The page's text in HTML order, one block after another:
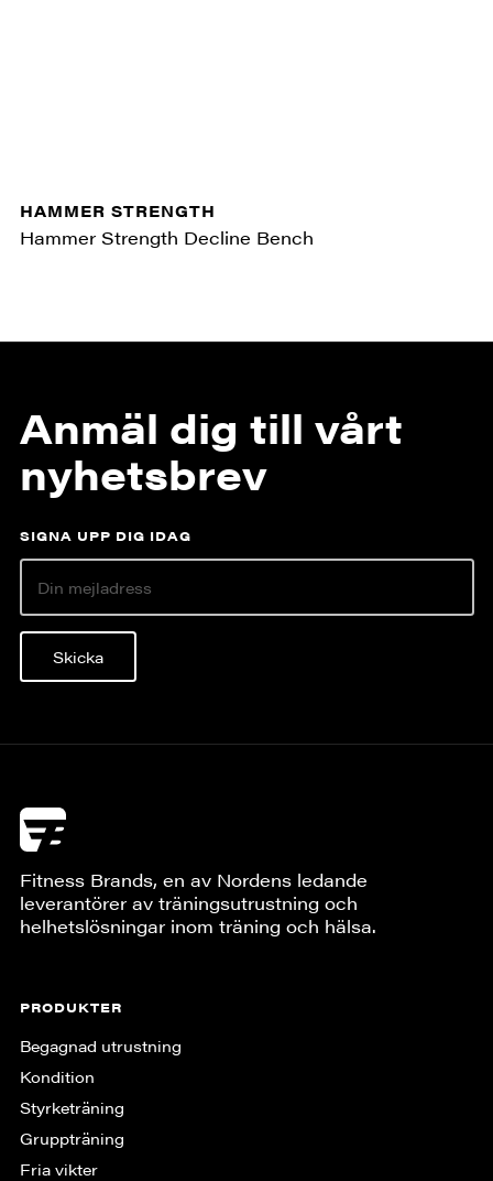
HAMMER STRENGTH
Hammer Strength Decline Bench
Anmäl dig till vårt
nyhetsbrev
SIGNA UPP DIG IDAG
Skicka
Fitness Brands, en av Nordens ledande
leverantörer av träningsutrustning och
helhetslösningar inom träning och hälsa.
PRODUKTER
Begagnad utrustning
Kondition
Styrketräning
Gruppträning
Fria vikter